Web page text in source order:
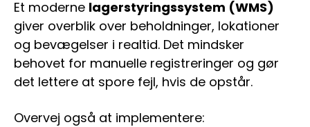
Et moderne lagerstyringssystem (WMS)
giver overblik over beholdninger, lokationer
og bevægelser i realtid. Det mindsker
behovet for manuelle registreringer og gør
det lettere at spore fejl, hvis de opstår.
Overvej også at implementere: